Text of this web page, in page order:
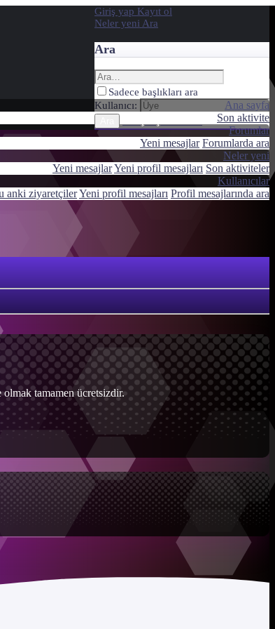
Giriş yap Kayıt ol
Neler yeni Ara
Ara
Sadece başlıkları ara
Kullanıcı:
Ana sayfa
Son aktivite
Forumlar
Yeni mesajlar Forumlarda ara
Neler yeni
Yeni mesajlarYeni profil mesajları Son aktiviteler
Kullanıcılar
anki ziyaretçilerYeni profil mesajları Profil mesajlarında ara
olmak tamamen ücretsizdir.